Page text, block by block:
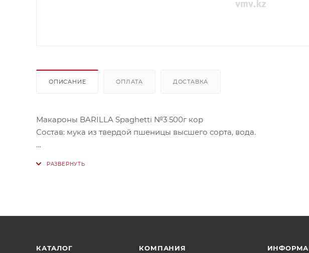
ОПИСАНИЕ ОПЛАТА ДОСТАВКА
Макароны BARILLA Spaghetti №3 500г кор
Состав: мука из твердой пшеницы высшего сорта, вода.
КАТАЛОГ КОМПАНИЯ